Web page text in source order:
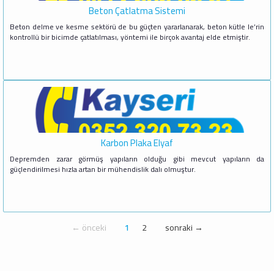
Beton Çatlatma Sistemi
Beton delme ve kesme sektörü de bu güçten yararlanarak, beton kütle le’rin
kontrollü bir bicimde çatlatılması, yöntemi ile birçok avantaj elde etmiştir.
Karbon Plaka Elyaf
Depremden zarar görmüş yapıların olduğu gibi mevcut yapıların da
güçlendirilmesi hızla artan bir mühendislik dalı olmuştur.
← önceki 1 2 sonraki →